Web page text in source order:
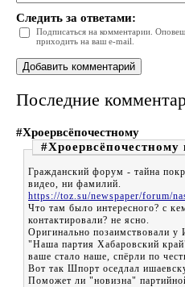
Следить за ответами:
Подписаться на комментарии.
приходить на ваш e-mail.
Последние
#Хроервсёпочестному
#Хроервсёпочестному
Гражданский форум - тайна
видео, ни фамилий.
https://toz.su/newspaper/forum/
Что там было интересного? с
контактировали? не ясно.
Оригинально позаимствовали
"Наша партия Хабаровский
ваше стало наше, спёрли по
Вот так Шпорт оседлал
Поможет ли "новизна"